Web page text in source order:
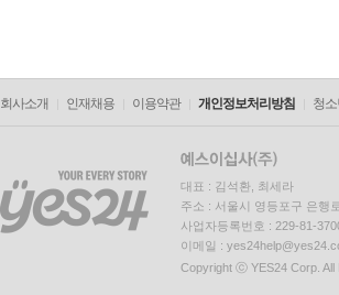
회사소개 인재채용 이용약관 개인정보처리방침 청
대표 : 김석환, 최세라
주소 : 서울시 영등포구 은행
사업자등록번호 : 229-81-
이메일 :
Copyright ⓒ YES24 Corp. All